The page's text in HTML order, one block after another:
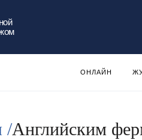
ОНЛАЙН
/Английским